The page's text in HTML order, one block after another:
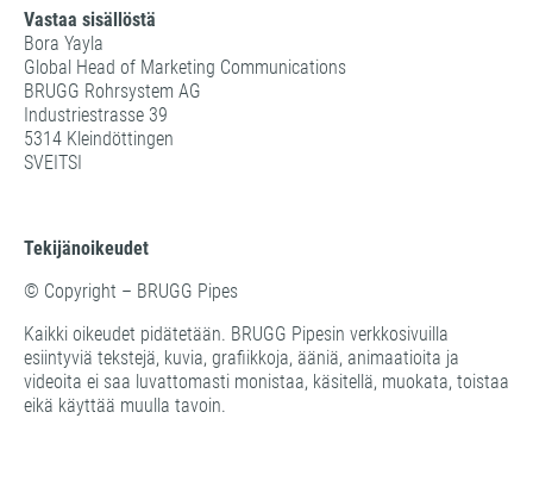
Vastaa sisällöstä
Bora Yayla
Global Head of Marketing Communications
BRUGG Rohrsystem AG
Industriestrasse 39
5314 Kleindöttingen
SVEITSI
Tekijänoikeudet
© Copyright – BRUGG Pipes
Kaikki oikeudet pidätetään. BRUGG Pipesin verkkosivuilla
esiintyviä tekstejä, kuvia, grafiikkoja, ääniä, animaatioita ja
videoita ei saa luvattomasti monistaa, käsitellä, muokata, toistaa
eikä käyttää muulla tavoin.